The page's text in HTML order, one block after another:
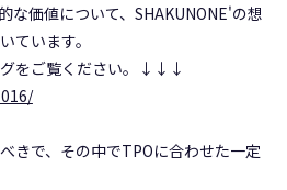
な価値について、SHAKUNONE'の想
ています。
グをご覧ください。↓↓↓
きで、その中でTPOに合わせた一定